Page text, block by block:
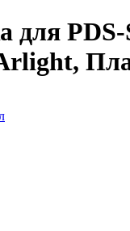
для